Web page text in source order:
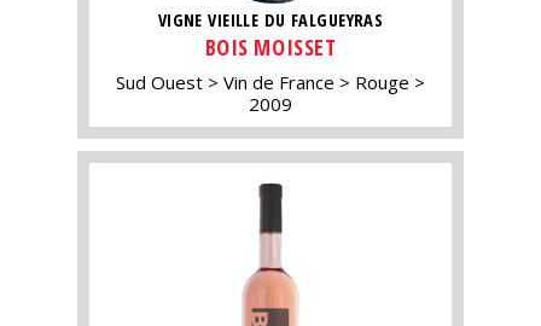
VIGNE VIEILLE DU FALGUEYRAS
BOIS MOISSET
Sud Ouest Vin de France
Rouge
2009